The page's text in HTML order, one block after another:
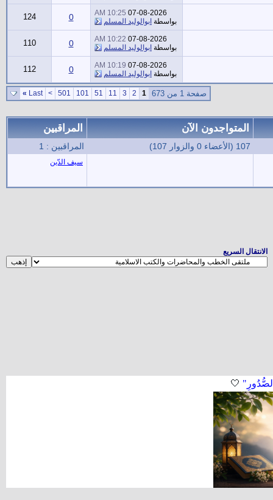
07-08-2026
10:25 AM
بواسطة ابوالوليد المسلم 0
124
07-08-2026
10:22 AM
بواسطة ابوالوليد المسلم 0
110
07-08-2026
10:19 AM
بواسطة ابوالوليد المسلم 0
112
صفحة 1 من 673 1
2
3
11
51
101
501
>
Last
»
المتواجدون الآن المراقبين
107 (الأعضاء 0 والزوار 107) المراقبين : 1
سيف الدّين
الانتقال السريع
🤍